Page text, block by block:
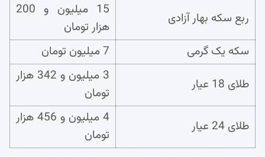
ربع سکه بهار آزادی
15 میلیون و 200
هزار تومان
سکه یک گرمی
7 میلیون تومان
طلای 18 عیار
3 میلیون و 342 هزار
تومان
طلای 24 عیار
4 میلیون و 456 هزار
تومان